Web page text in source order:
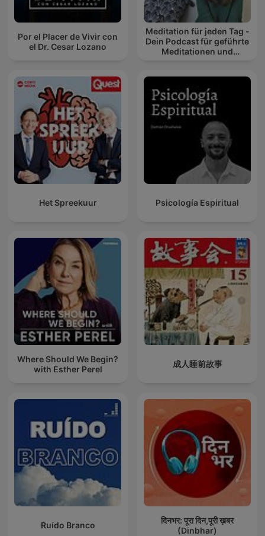
Por el Placer de Vivir con
el Dr. Cesar Lozano
Meditation für jeden Tag -
Dein Podcast für geführte
Meditationen und
Het Spreekuur Psicología Espiritual
Where Should We Begin?
with Esther Perel
成人睡前故事
Ruído Branco
दिनभर: पूरा दिन,पूरी ख़बर
(Dinbhar)